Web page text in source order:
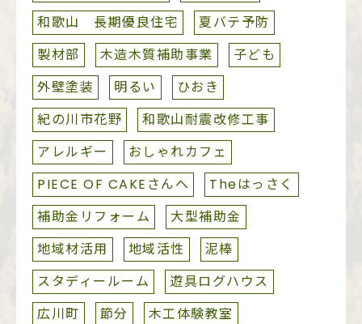
和歌山 長期優良住宅
夏バテ予防
製材部
木造木質補助事業
子ども
外壁塗装
明るい
ひおき
紀の川市花野
和歌山耐震改修工事
アレルギー
おしゃれカフェ
PIECE OF CAKEさんへ
Theはっさく
補助金リフォーム
大型補助金
地域材活用
地域活性
泥棒
スタディールーム
遊具ログハウス
広川町
節分
木工体験教室